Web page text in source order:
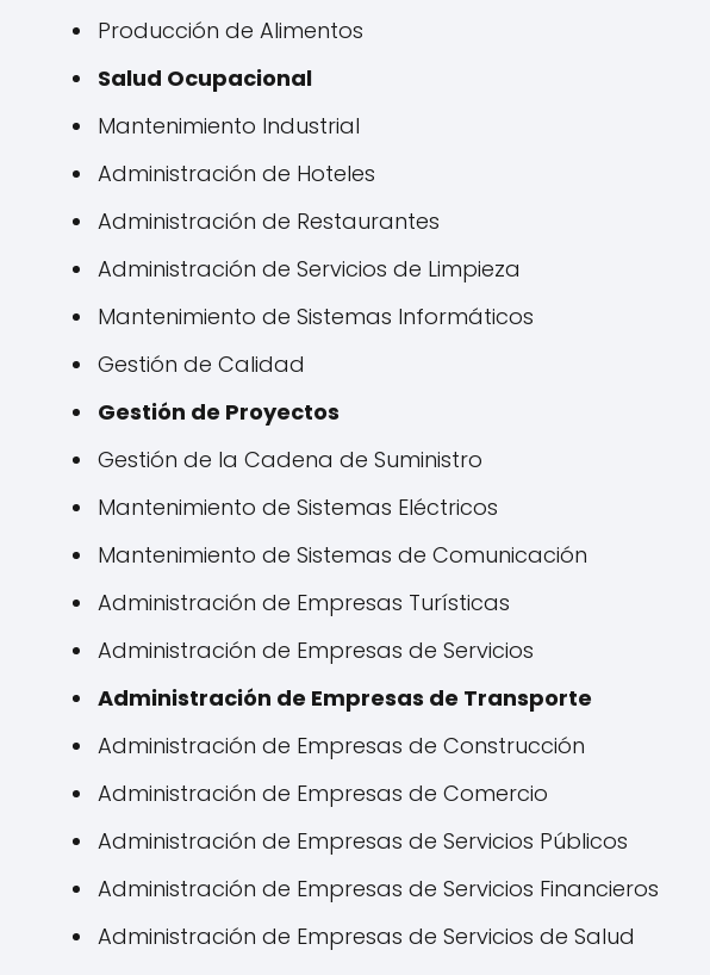
Producción de Alimentos
Salud Ocupacional
Mantenimiento Industrial
Administración de Hoteles
Administración de Restaurantes
Administración de Servicios de Limpieza
Mantenimiento de Sistemas Informáticos
Gestión de Calidad
Gestión de Proyectos
Gestión de la Cadena de Suministro
Mantenimiento de Sistemas Eléctricos
Mantenimiento de Sistemas de Comunicación
Administración de Empresas Turísticas
Administración de Empresas de Servicios
Administración de Empresas de Transporte
Administración de Empresas de Construcción
Administración de Empresas de Comercio
Administración de Empresas de Servicios Públicos
Administración de Empresas de Servicios Financieros
Administración de Empresas de Servicios de Salud